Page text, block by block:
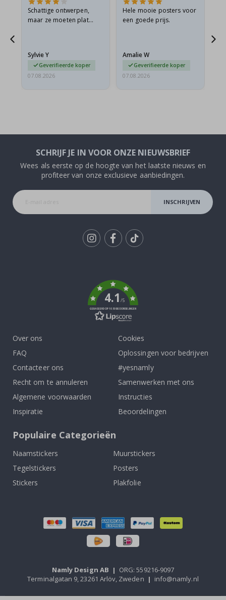
Schattige ontwerpen,
maar ze moeten plat
beetje…
Sylvie Y
Geverifieerde koper
07.08.2026
Hele mooie posters voor
een goede prijs.
Amalie W
Geverifieerde koper
07.08.2026
SCHRIJF JE IN VOOR ONZE NIEUWSBRIEF
Wees als eerste op de hoogte van het laatste nieuws en
profiteer van onze exclusieve aanbiedingen.
INSCHRIJVEN
4.1/5
GEBASEERD OP 1030 BEOORDELINGEN
Over ons
FAQ
Contacteer ons
Recht om te annuleren
Algemene voorwaarden
Inspiratie
Cookies
Oplossingen voor bedrijven
#yesnamly
Samenwerken met ons
Instructies
Beoordelingen
Populaire Categorieën
Naamstickers
Muurstickers
Tegelstickers
Posters
Stickers
Plakfolie
Namly Design AB | ORG: 559216-9097
Terminalgatan 9, 23261 Arlöv, Zweden | info@namly.nl